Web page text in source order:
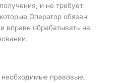
и не требует
Оператор обязан
вправе обрабатывать на
правовые,